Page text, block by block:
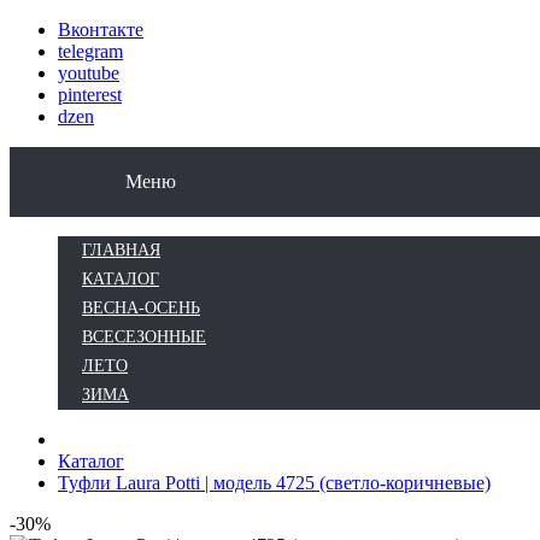
Вконтакте
telegram
youtube
pinterest
dzen
Меню
ГЛАВНАЯ
КАТАЛОГ
ВЕСНА-ОСЕНЬ
ВСЕСЕЗОННЫЕ
ЛЕТО
ЗИМА
Каталог
Туфли Laura Potti | модель 4725 (светло-коричневые)
-30%